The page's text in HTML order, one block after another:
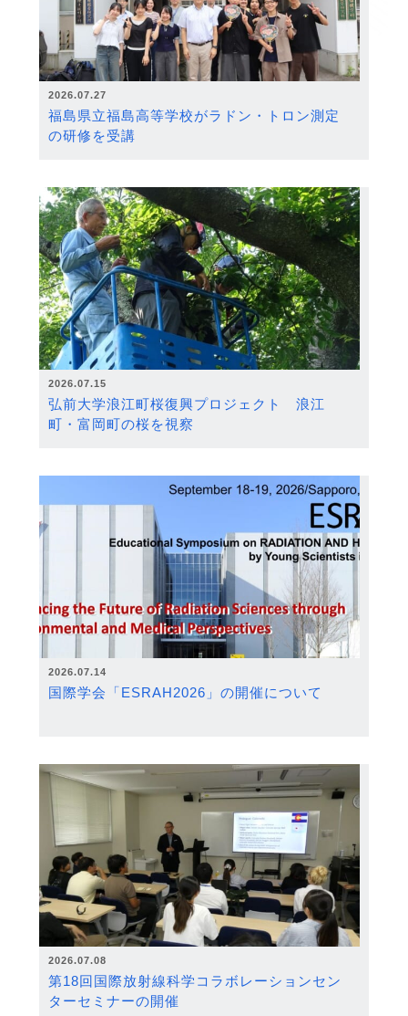
2026.07.27
福島県立福島高等学校がラドン・トロン測定
の研修を受講
2026.07.15
弘前大学浪江町桜復興プロジェクト 浪江
町・富岡町の桜を視察
2026.07.14
国際学会「ESRAH2026」の開催について
2026.07.08
第18回国際放射線科学コラボレーションセン
ターセミナーの開催